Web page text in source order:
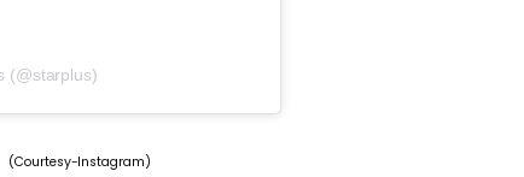
(@starplus)
(Courtesy-Instagram)